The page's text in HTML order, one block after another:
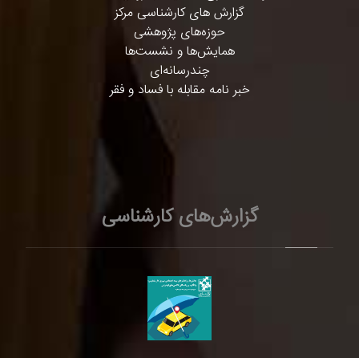
گزارش های کارشناسی مرکز
حوزه‌های پژوهشی
همایش‌ها و نشست‌ها
چندرسانه‌ای
خبر نامه مقابله با فساد و فقر
گزارش‌های کارشناسی